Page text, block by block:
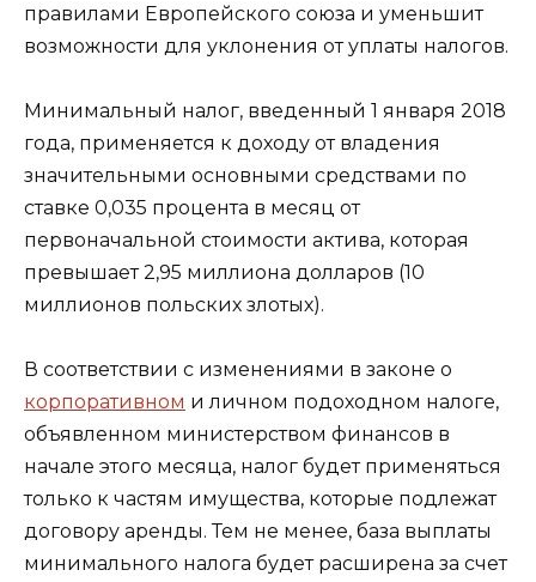
правилами Европейского союза и уменьшит
возможности для уклонения от уплаты налогов.
Минимальный налог, введенный 1 января 2018
года, применяется к доходу от владения
значительными основными средствами по
ставке 0,035 процента в месяц от
первоначальной стоимости актива, которая
превышает 2,95 миллиона долларов (10
миллионов польских злотых).
В соответствии с изменениями в законе о
корпоративном и личном подоходном налоге,
объявленном министерством финансов в
начале этого месяца, налог будет применяться
только к частям имущества, которые подлежат
договору аренды. Тем не менее, база выплаты
минимального налога будет расширена за счет